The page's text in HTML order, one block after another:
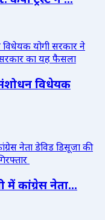
विधेयक
कांग्रेस नेता...